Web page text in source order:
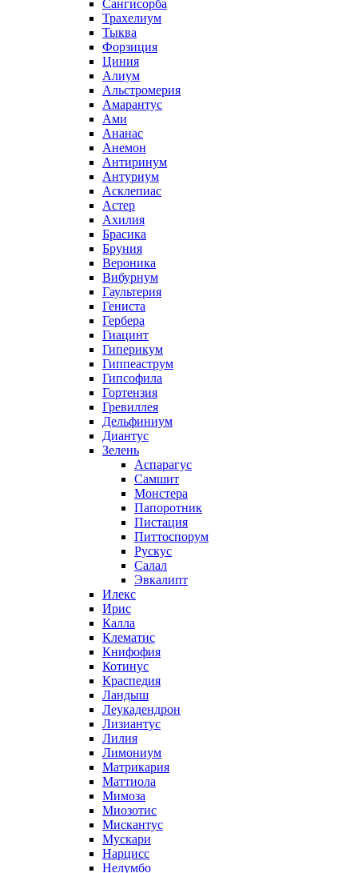
Сангисорба
Трахелиум
Тыква
Форзиция
Циния
Алиум
Альстромерия
Амарантус
Ами
Ананас
Анемон
Антиринум
Антуриум
Асклепиас
Астер
Ахилия
Брасика
Бруния
Вероника
Вибурнум
Гаультерия
Гениста
Гербера
Гиацинт
Гиперикум
Гиппеаструм
Гипсофила
Гортензия
Гревиллея
Дельфиниум
Диантус
Зелень
Аспарагус
Самшит
Монстера
Папоротник
Пистация
Питтоспорум
Рускус
Салал
Эвкалипт
Илекс
Ирис
Калла
Клематис
Книфофия
Котинус
Краспедия
Ландыш
Леукадендрон
Лизиантус
Лилия
Лимониум
Матрикария
Маттиола
Мимоза
Миозотис
Мискантус
Мускари
Нарцисс
Нелумбо